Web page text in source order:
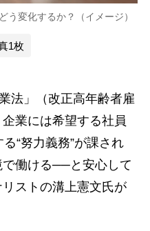
う変化するか？（イメージ）
1枚
法」（改正高年齢者雇
業には希望する社員
“努力義務”が課され
働ける──と安心して
ストの溝上憲文氏が